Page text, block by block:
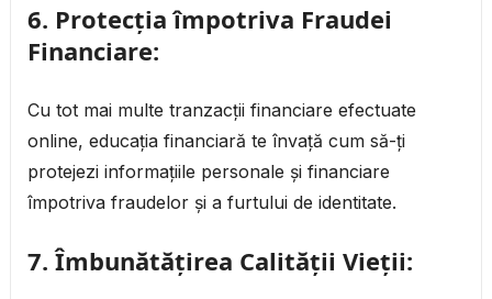
6. Protecția împotriva Fraudei
Financiare:
Cu tot mai multe tranzacții financiare efectuate
online, educația financiară te învață cum să-ți
protejezi informațiile personale și financiare
împotriva fraudelor și a furtului de identitate.
7.Îmbunătățirea Calității Vieții: